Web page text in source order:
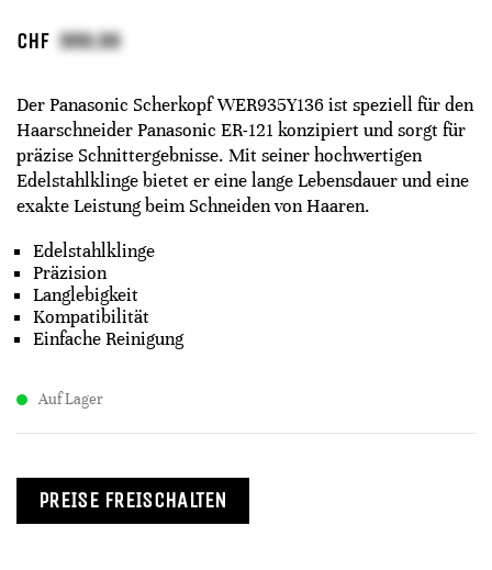
CHF
Der Panasonic Scherkopf WER935Y136 ist speziell für den
Haarschneider Panasonic ER-121 konzipiert und sorgt für
präzise Schnittergebnisse. Mit seiner hochwertigen
Edelstahlklinge bietet er eine lange Lebensdauer und eine
exakte Leistung beim Schneiden von Haaren.
Edelstahlklinge
Präzision
Langlebigkeit
Kompatibilität
Einfache Reinigung
Auf Lager
PREISE FREISCHALTEN